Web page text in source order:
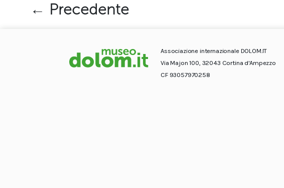
← Precedente
Associazione internazionale DOLOM.IT
Via Majon 100, 32043 Cortina d'Ampezzo
CF 93057970258